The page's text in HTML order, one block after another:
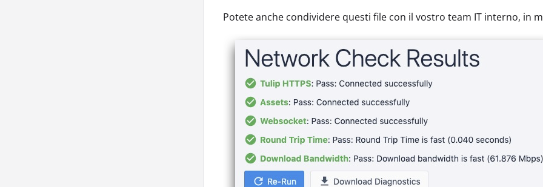
Potete anche condividere questi file con il vostro team IT interno, in